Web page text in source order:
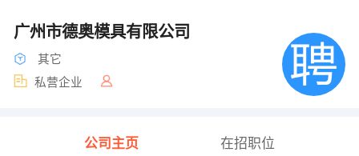
广州市德奥模具有限公司
其它
私营企业
公司主页 在招职位